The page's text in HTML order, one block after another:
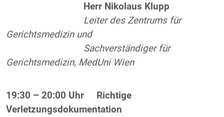
Herr Nikolaus Klupp
Leiter des Zentrums für
Gerichtsmedizin und
Sachverständiger für
Gerichtsmedizin, MedUni Wien
19:30 – 20:00 Uhr
Richtige
Verletzungsdokumentation